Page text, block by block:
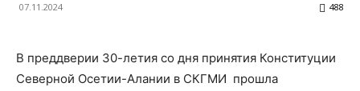
07.11.2024 488
В преддверии 30-летия со дня принятия Конституции
Северной Осетии-Алании в СКГМИ прошла